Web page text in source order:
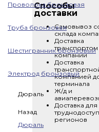
Проволока бронзовая
Труба бронзовая
Шестигранник бронзовый
Электрод бронзовый
Дюраль
Назад
Дюраль
Способы
доставки
Самовывоз
склада
Доставка
транспортом
компании
Доставка
компанией
терминала
Ж/д и
Доставка для
регионов